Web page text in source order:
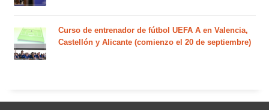
Curso de entrenador de fútbol UEFA A en Valencia,
Castellón y Alicante (comienzo el 20 de septiembre)